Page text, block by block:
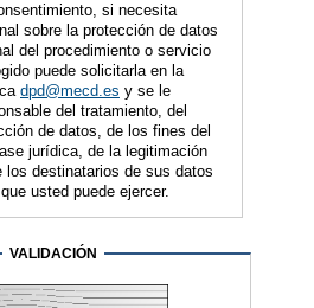
si necesita
sobre la protección de datos
del procedimiento o servicio
puede solicitarla en la
dpd@mecd.es y se le
del tratamiento, del
de datos, de los fines del
jurídica, de la legitimación
los destinatarios de sus datos
usted puede ejercer.
VALIDACIÓN